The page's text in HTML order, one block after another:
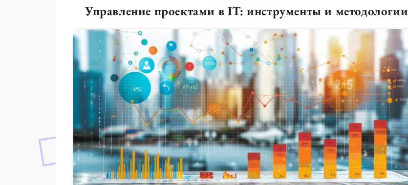
Управление проектами в IT: инструменты и методологии